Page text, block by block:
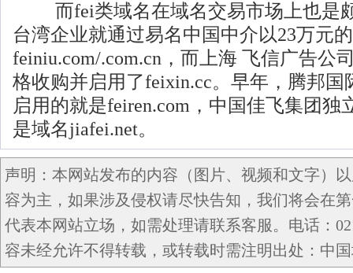
而fei类域名在域名交易市场上也是
台湾企业就通过易名中国中介以23万元
feiniu.com/.com.cn，而上海 飞信广告公
格收购并启用了feixin.cc。早年，腾邦国
启用的就是feiren.com，中国佳飞集团独
是域名jiafei.net。
声明：本网站发布的内容（图片、视频和文字）
容为主，如果涉及侵权请尽快告知，我们将会在
代表本网站立场，如需处理请联系客服。电话：
容未经允许不得转载，或转载时需注明出处：中国